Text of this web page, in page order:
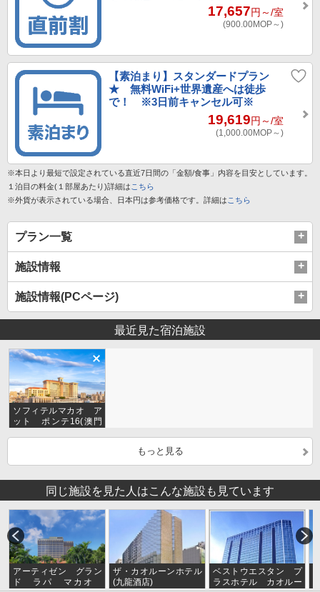
17,657円～/室
(900.00MOP～)
【素泊まり】スタンダードプラン
★ 無料WiFi+世界遺産へは徒歩
で！ ※3日前キャンセル可※
19,619円～/室
(1,000.00MOP～)
※本日より最短で設定されている直近7日間の「金額/食事」内容を目安としています。
１泊目の料金(１部屋あたり)詳細は こちら
※外貨が表示されている場合、日本円は参考価格です。詳細は こちら
プラン一覧
施設情報
施設情報(PCページ)
最近見た宿泊施設
ソフィテルマカオ ア
ット ポンテ16(澳門
もっと見る
同じ施設を見た人はこんな施設も見ています
アーティゼン グラン
ド ラパ マカオ
ザ・カオルーンホテル
(九龍酒店)
ベストウエスタン プ
ラスホテル カオルー